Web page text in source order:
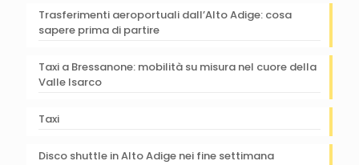
Trasferimenti aeroportuali dall’Alto Adige: cosa
sapere prima di partire
Taxi a Bressanone: mobilità su misura nel cuore della
Valle Isarco
Taxi
Disco shuttle in Alto Adige nei fine settimana